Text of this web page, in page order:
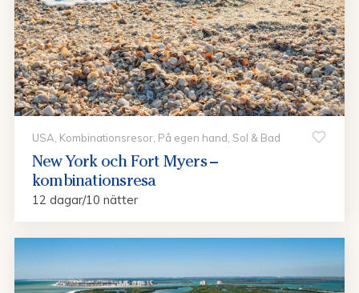
USA, Kombinationsresor, På egen hand, Sol & Bad
New York och Fort Myers –
kombinationsresa
12 dagar/10 nätter